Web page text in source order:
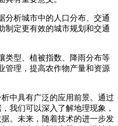
分析城市中的人口分布、交通
制定更有效的城市规划和交通
类型、植被指数、降雨分布等
管理，提高农作物产量和资源
中具有广泛的应用前景。通过
我们可以深入了解地理现象，
。未来，随着技术的进一步发